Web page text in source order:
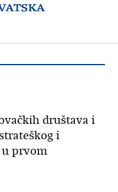
društava i
i
u prvom